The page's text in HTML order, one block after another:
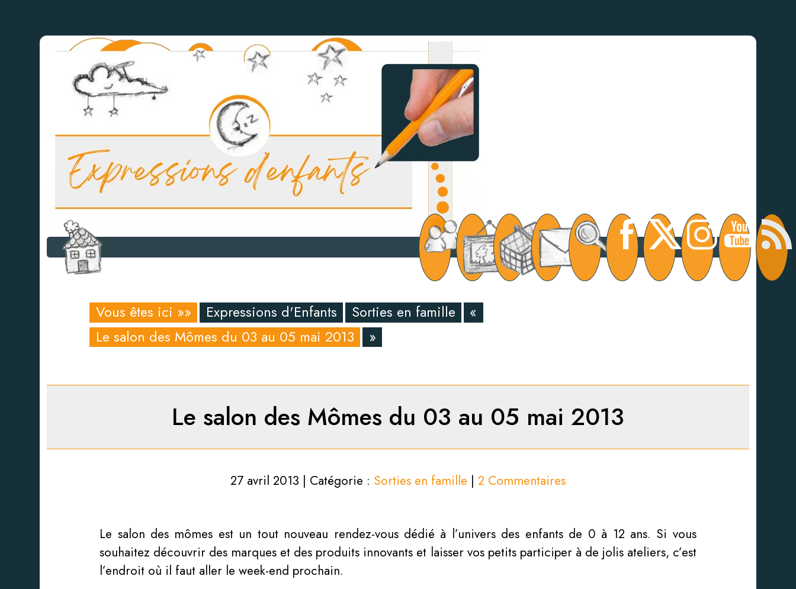
Vous êtes ici »» Expressions d'Enfants Sorties en famille
«
Le salon des Mômes du 03 au 05 mai 2013
»
Le salon des Mômes du 03 au 05 mai 2013
27 avril 2013 | Catégorie : Sorties en famille | 2 Commentaires
Le salon des mômes est un tout nouveau rendez-vous dédié à l’univers des enfants de 0 à 12 ans. Si vous
souhaitez découvrir des marques et des produits innovants et laisser vos petits participer à de jolis ateliers, c’est
l’endroit où il faut aller le week-end prochain.